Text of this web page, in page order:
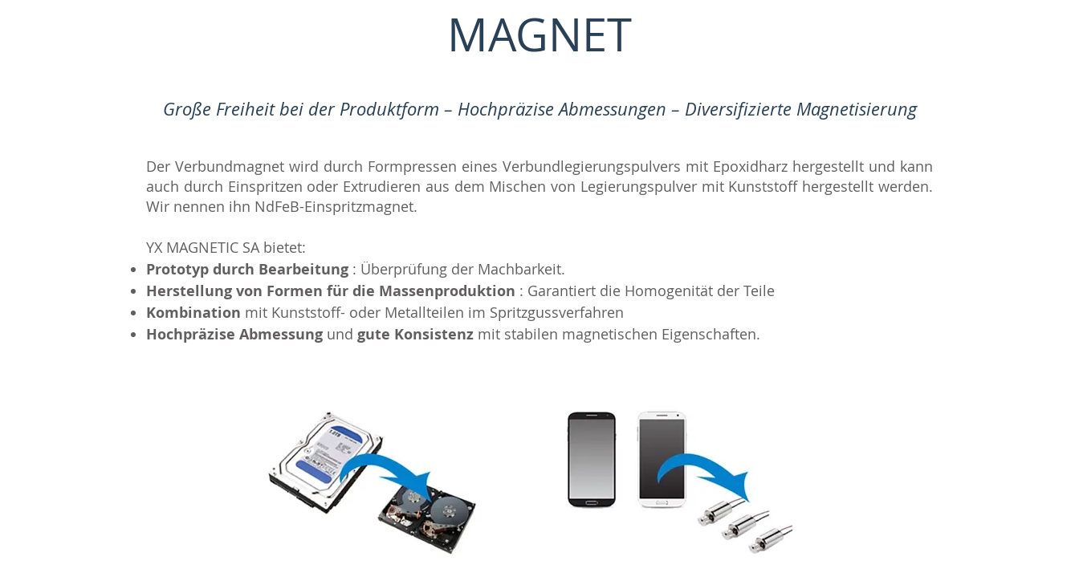
MAGNET
Große Freiheit bei der Produktform – Hochpräzise Abmessungen – Diversifizierte Magnetisierung
Der Verbundmagnet wird durch Formpressen eines Verbundlegierungspulvers mit Epoxidharz hergestellt und kann
auch durch Einspritzen oder Extrudieren aus dem Mischen von Legierungspulver mit Kunststoff hergestellt werden.
Wir nennen ihn NdFeB-Einspritzmagnet.
YX MAGNETIC SA bietet:
Prototyp durch Bearbeitung : Überprüfung der Machbarkeit.
Herstellung von Formen für die Massenproduktion : Garantiert die Homogenität der Teile
Kombination mit Kunststoff- oder Metallteilen im Spritzgussverfahren
Hochpräzise Abmessung und gute Konsistenz mit stabilen magnetischen Eigenschaften.